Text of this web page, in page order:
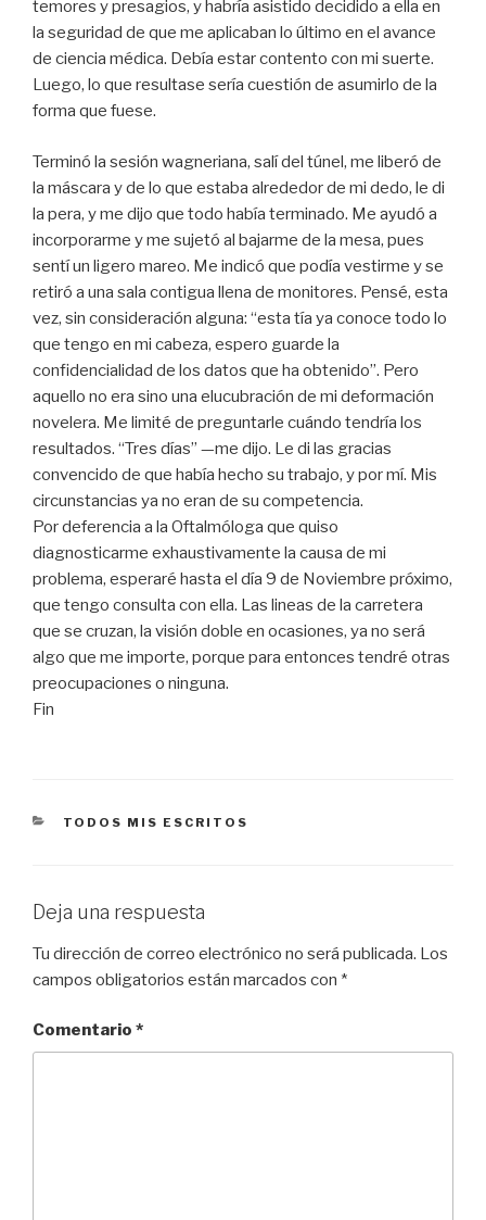
temores y presagios, y habría asistido decidido a ella en
la seguridad de que me aplicaban lo último en el avance
de ciencia médica. Debía estar contento con mi suerte.
Luego, lo que resultase sería cuestión de asumirlo de la
forma que fuese.
Terminó la sesión wagneriana, salí del túnel, me liberó de
la máscara y de lo que estaba alrededor de mi dedo, le di
la pera, y me dijo que todo había terminado. Me ayudó a
incorporarme y me sujetó al bajarme de la mesa, pues
sentí un ligero mareo. Me indicó que podía vestirme y se
retiró a una sala contigua llena de monitores. Pensé, esta
vez, sin consideración alguna: “esta tía ya conoce todo lo
que tengo en mi cabeza, espero guarde la
confidencialidad de los datos que ha obtenido”. Pero
aquello no era sino una elucubración de mi deformación
novelera. Me limité de preguntarle cuándo tendría los
resultados. “Tres días” —me dijo. Le di las gracias
convencido de que había hecho su trabajo, y por mí. Mis
circunstancias ya no eran de su competencia.
Por deferencia a la Oftalmóloga que quiso
diagnosticarme exhaustivamente la causa de mi
problema, esperaré hasta el día 9 de Noviembre próximo,
que tengo consulta con ella. Las lineas de la carretera
que se cruzan, la visión doble en ocasiones, ya no será
algo que me importe, porque para entonces tendré otras
preocupaciones o ninguna.
Fin
CATEGORÍAS
TODOS MIS ESCRITOS
Deja una respuesta
Tu dirección de correo electrónico no será publicada. Los
campos obligatorios están marcados con *
Comentario *